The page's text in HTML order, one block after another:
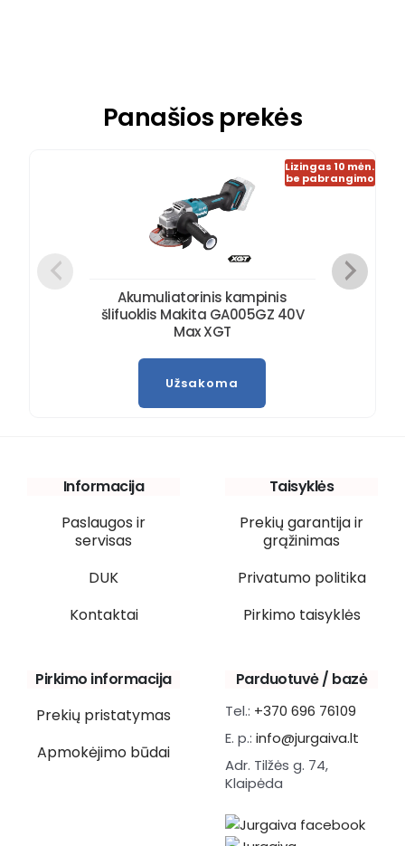
Panašios prekės
Lizingas 10 mėn.
be pabrangimo
Akumuliatorinis kampinis
šlifuoklis Makita GA005GZ 40V
Max XGT
Užsakoma
Informacija
Paslaugos ir
servisas
DUK
Kontaktai
Taisyklės
Prekių garantija ir
grąžinimas
Privatumo politika
Pirkimo taisyklės
Pirkimo informacija
Prekių pristatymas
Apmokėjimo būdai
Parduotuvė / bazė
Tel.: +370 696 76109
E. p.: info@jurgaiva.lt
Adr. Tilžės g. 74,
Klaipėda